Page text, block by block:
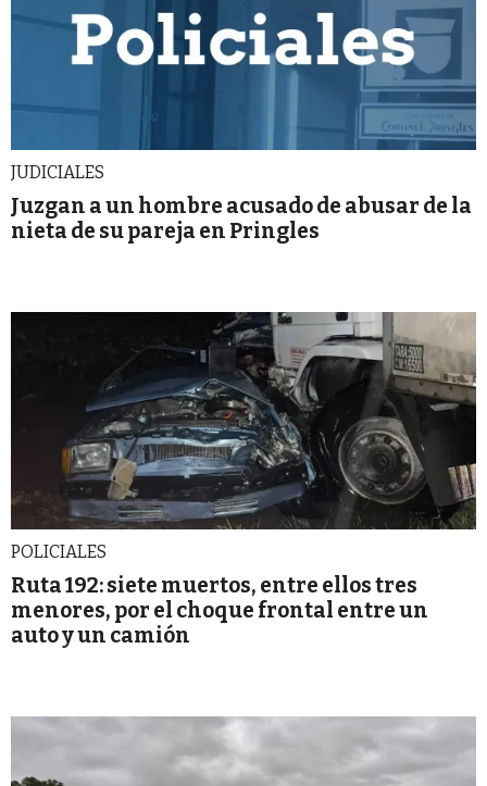
JUDICIALES
Juzgan a un hombre acusado de abusar de la
nieta de su pareja en Pringles
POLICIALES
Ruta 192: siete muertos, entre ellos tres
menores, por el choque frontal entre un
auto y un camión